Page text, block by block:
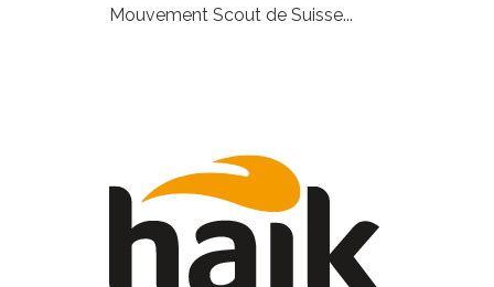
Mouvement Scout de Suisse...